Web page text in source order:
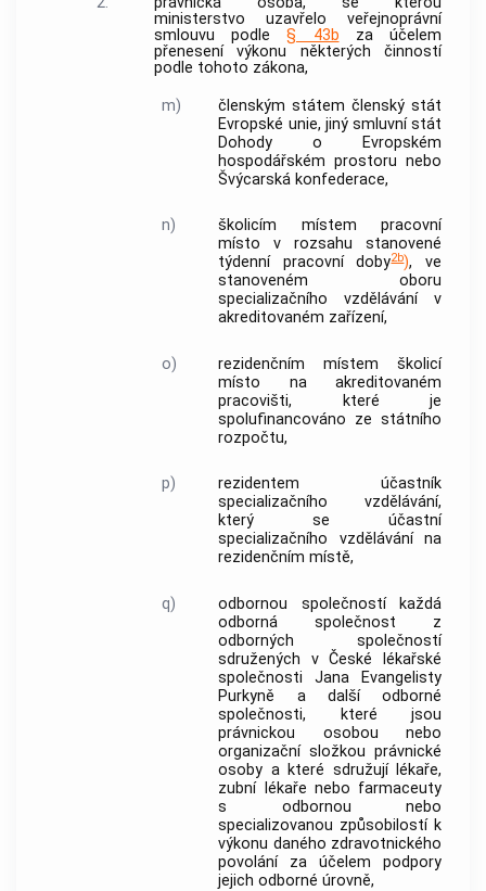
ministerstvo uzavřelo veřejnoprávní
smlouvu podle§ 43b za účelem
přenesení výkonu některých činností
podle tohoto zákona,
m) členským státem členský stát
Evropské unie, jiný smluvní stát
Dohody o Evropském
hospodářském prostoru nebo
Švýcarská konfederace,
n) školicím místem pracovní
místo v rozsahu stanovené
týdenní pracovní doby2b), ve
stanoveném oboru
specializačního vzdělávánív
akreditovaném zařízení,
o) rezidenčním místem
školicí
místo na akreditovaném
pracovišti, které je
spolufinancováno ze státního
rozpočtu,
p) rezidentem účastník
specializačního vzdělávání,
který se účastní
specializačního vzdělávánína
rezidenčním místě,
q) odbornou společnostíkaždá
odborná společnost z
odborných společností
sdružených v České lékařské
společnosti Jana Evangelisty
Purkyně a další odborné
společnosti, které jsou
právnickou osobou nebo
organizační složkou právnické
osoby a které sdružují lékaře,
zubní lékaře nebo farmaceuty
s odbornou nebo
specializovanou způsobilostí k
výkonu daného zdravotnického
povoláníza účelem podpory
jejich odborné úrovně,